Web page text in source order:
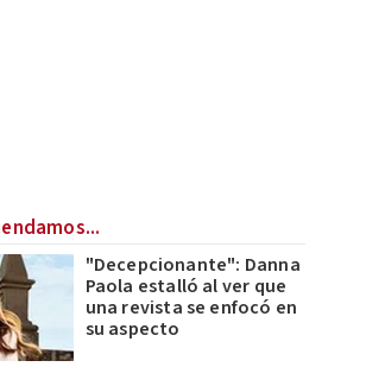
"Decepcionante": Danna
Paola estalló al ver que
una revista se enfocó en
su aspecto